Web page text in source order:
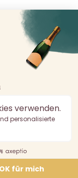
ist verboten.
Gesundheit, in